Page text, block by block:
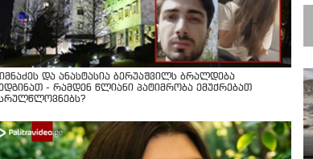
და ანასტასია ბერუაშვილს ბრალდება
- რამდენ წლიანი პატიმრობა ემუქრებათ